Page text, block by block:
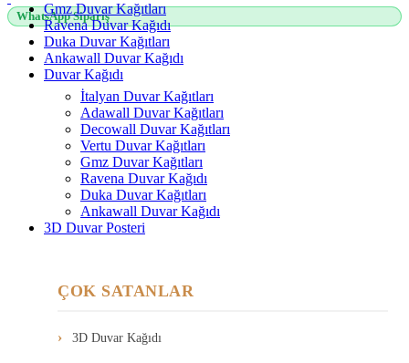
WhatsApp Sipariş
Gmz Duvar Kağıtları
Ravena Duvar Kağıdı
Duka Duvar Kağıtları
Ankawall Duvar Kağıdı
Duvar Kağıdı
İtalyan Duvar Kağıtları
Adawall Duvar Kağıtları
Decowall Duvar Kağıtları
Vertu Duvar Kağıtları
Gmz Duvar Kağıtları
Ravena Duvar Kağıdı
Duka Duvar Kağıtları
Ankawall Duvar Kağıdı
3D Duvar Posteri
ÇOK SATANLAR
3D Duvar Kağıdı